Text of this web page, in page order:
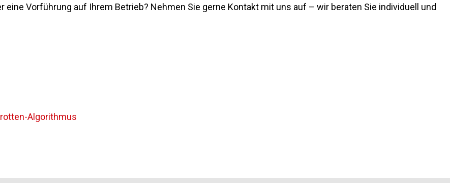
Vorführung auf Ihrem Betrieb? Nehmen Sie gerne Kontakt mit uns auf – wir beraten Sie individuell und
Algorithmus